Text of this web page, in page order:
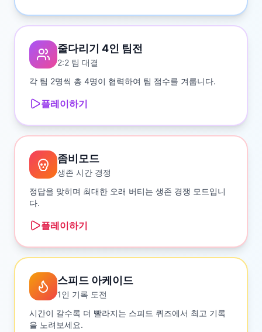
줄다리기 4인 팀전
2:2 팀 대결
각 팀 2명씩 총 4명이 협력하여 팀 점수를 겨룹니다.
플레이하기
좀비모드
생존 시간 경쟁
정답을 맞히며 최대한 오래 버티는 생존 경쟁 모드입니
다.
플레이하기
스피드 아케이드
1인 기록 도전
시간이 갈수록 더 빨라지는 스피드 퀴즈에서 최고 기록
을 노려보세요.